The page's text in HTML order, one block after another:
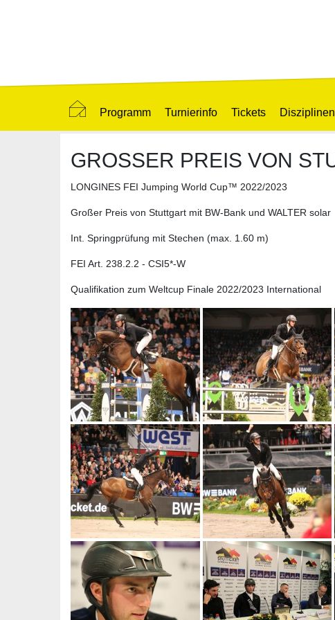
Programm Turnierinfo Tickets Disziplinen
GROSSER PREIS VON
LONGINES FEI Jumping World Cup™ 2022/2023
Großer Preis von Stuttgart mit BW-Bank und WALTER solar
Int. Springprüfung mit Stechen (max. 1.60 m)
FEI Art. 238.2.2 - CSI5*-W
Qualifikation zum Weltcup Finale 2022/2023 International